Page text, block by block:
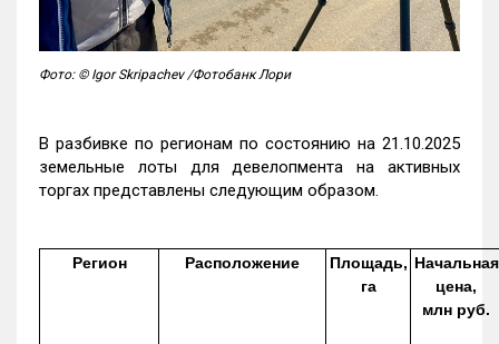
Фото: © Igor Skripachev /Фотобанк Лори
В разбивке по регионам по состоянию на 21.10.2025
земельные лоты для девелопмента на активных
торгах представлены следующим образом.
Регион Расположение
Площадь,
га
Начальная
цена,
млн руб.